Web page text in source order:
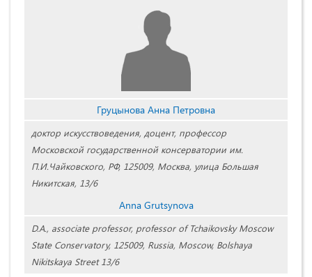
Груцынова Анна Петровна
доктор искусствоведения, доцент, профессор
Московской государственной консерватории им.
П.И.Чайковского, РФ, 125009, Москва, улица Большая
Никитская, 13/6
Anna Grutsynova
D.A., associate professor, professor of Tchaikovsky Moscow
State Conservatory, 125009, Russia, Moscow, Bolshaya
Nikitskaya Street 13/6